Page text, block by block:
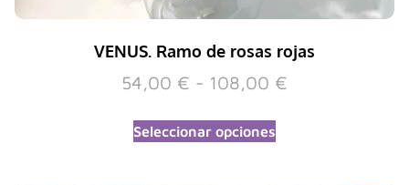
VENUS. Ramo de rosas rojas
54,00 € - 108,00 €
Seleccionar opciones